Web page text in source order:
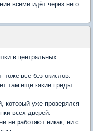
всеми идёт через него.
в центральных
тоже все без окислов.
там еще какие преды
который уже проверялся
всех дверей.
не работают никак, ни с